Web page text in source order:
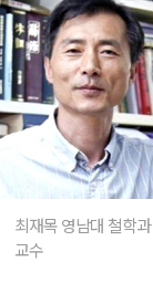
최재목 영남대 철학과
교수